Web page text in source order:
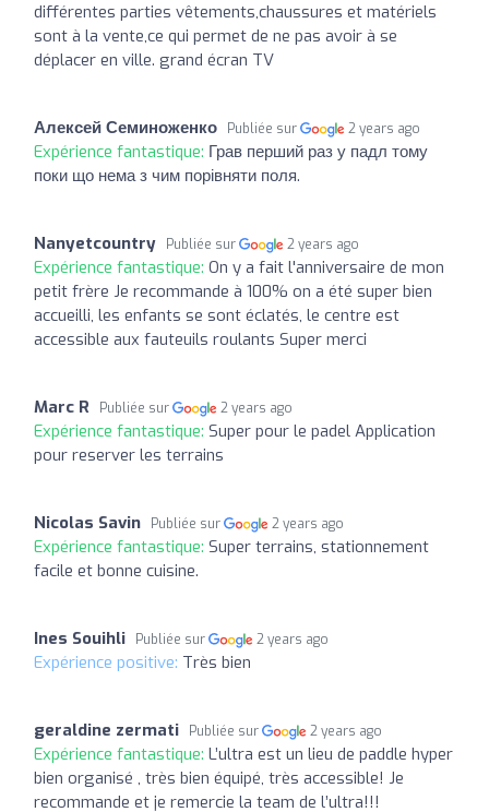
différentes parties vêtements,chaussures et matériels
sont à la vente,ce qui permet de ne pas avoir à se
déplacer en ville. grand écran TV
Алексей Семиноженко Publiée sur 2 years ago
Expérience fantastique: Грав перший раз у падл тому
поки що нема з чим порівняти поля.
Nanyetcountry Publiée sur 2 years ago
Expérience fantastique: On y a fait l'anniversaire de mon
petit frère Je recommande à 100% on a été super bien
accueilli, les enfants se sont éclatés, le centre est
accessible aux fauteuils roulants Super merci
Marc R Publiée sur 2 years ago
Expérience fantastique: Super pour le padel Application
pour reserver les terrains
Nicolas Savin Publiée sur 2 years ago
Expérience fantastique: Super terrains, stationnement
facile et bonne cuisine.
Ines Souihli Publiée sur 2 years ago
Expérience positive: Très bien
geraldine zermati Publiée sur 2 years ago
Expérience fantastique: L’ultra est un lieu de paddle hyper
bien organisé , très bien équipé, très accessible! Je
recommande et je remercie la team de l’ultra!!!